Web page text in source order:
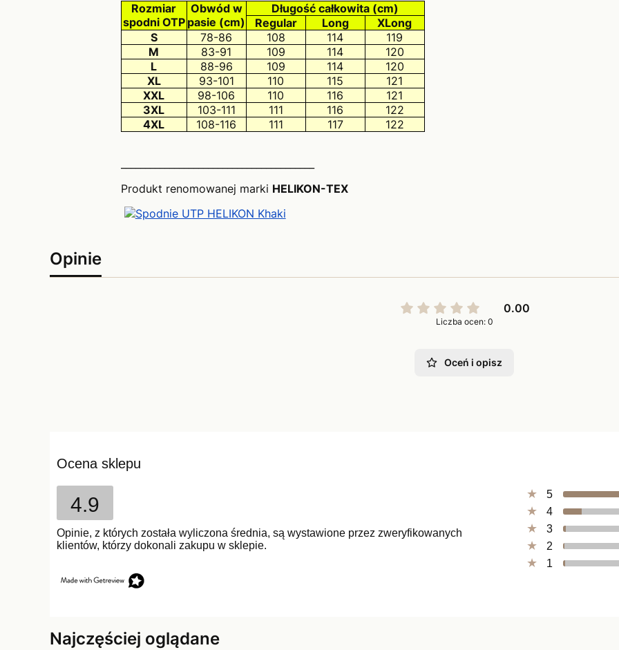
Rozmiar
spodni OTP
Obwód w
pasie (cm)
Długość całkowita (cm)
Regular
Long
XLong
S
78-86 108 114
119
M
83-91 109 114
120
L
88-96 109 114
120
XL
93-101 110 115
121
XXL
98-106 110 116
121
3XL
103-111 111 116
122
4XL
108-116 111 117 122
Produkt renomowanej marki HELIKON-TEX
Opinie
0.00
Liczba ocen: 0
Oceń i opisz
Ocena sklepu
4.9
Opinie, z których została wyliczona średnia, są wystawione przez zweryfikowanych
klientów, którzy dokonali zakupu w sklepie.
5
4
3
2
1
Najczęściej oglądane